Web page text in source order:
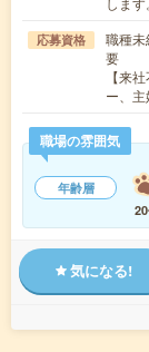
応募資格
職種未
要
【来
ー、
職場の雰囲気
年齢層
気になる!